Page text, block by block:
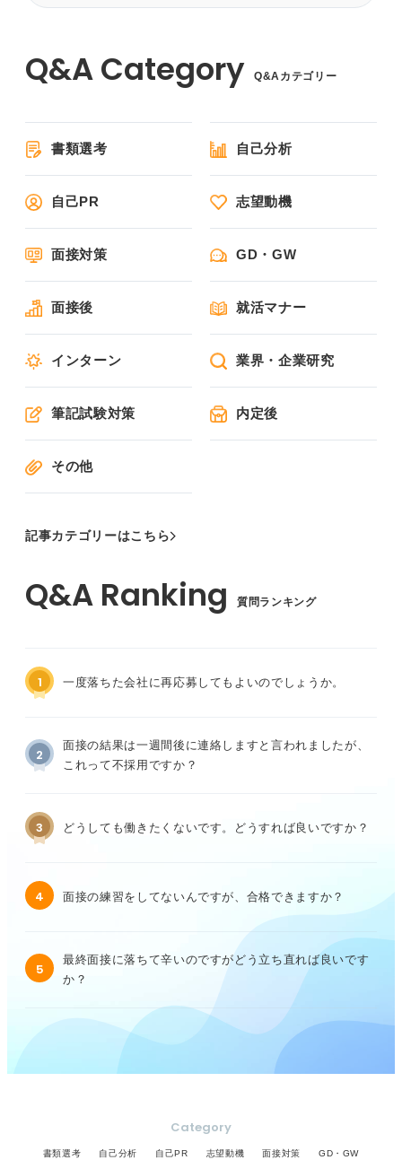
Q&Aカテゴリー
書類選考 自己分析
自己PR 志望動機
面接対策 GD・GW
面接後 就活マナー
インターン 業界・企業研究
筆記試験対策 内定後
その他
記事カテゴリーはこちら
質問ランキング
1 一度落ちた会社に再応募してもよいのでしょうか。
2
面接の結果は一週間後に連絡しますと言われましたが、
これって不採用ですか？
3 どうしても働きたくないです。どうすれば良いですか？
4 面接の練習をしてないんですが、合格できますか？
5
最終面接に落ちて辛いのですがどう立ち直れば良いです
か？
Category
書類選考 自己分析 自己PR 志望動機 面接対策 GD・GW